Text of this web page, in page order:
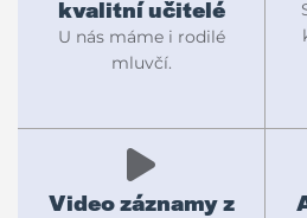
kvalitní učitelé
U nás máme i rodilé
mluvčí.
Video záznamy z